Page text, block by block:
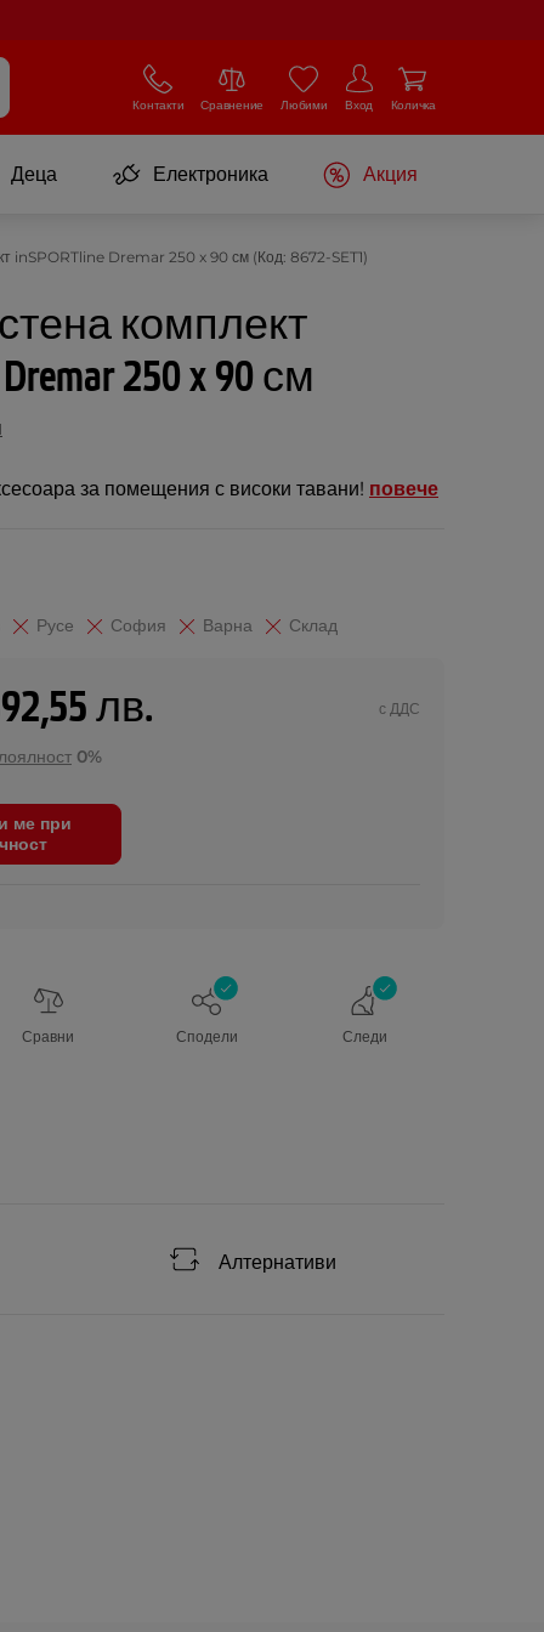
Контакти Сравнение Любими Вход Количка
Деца Електроника Акция
inSPORTline Dremar 250 x 90 см (Код: 8672-SET1)
комплект
Dremar 250 x 90 см
за помещения с високи тавани! повече
Русе София Варна Склад
лв. с ДДС
0%
ме при
Сравни Сподели Следи
Алтернативи